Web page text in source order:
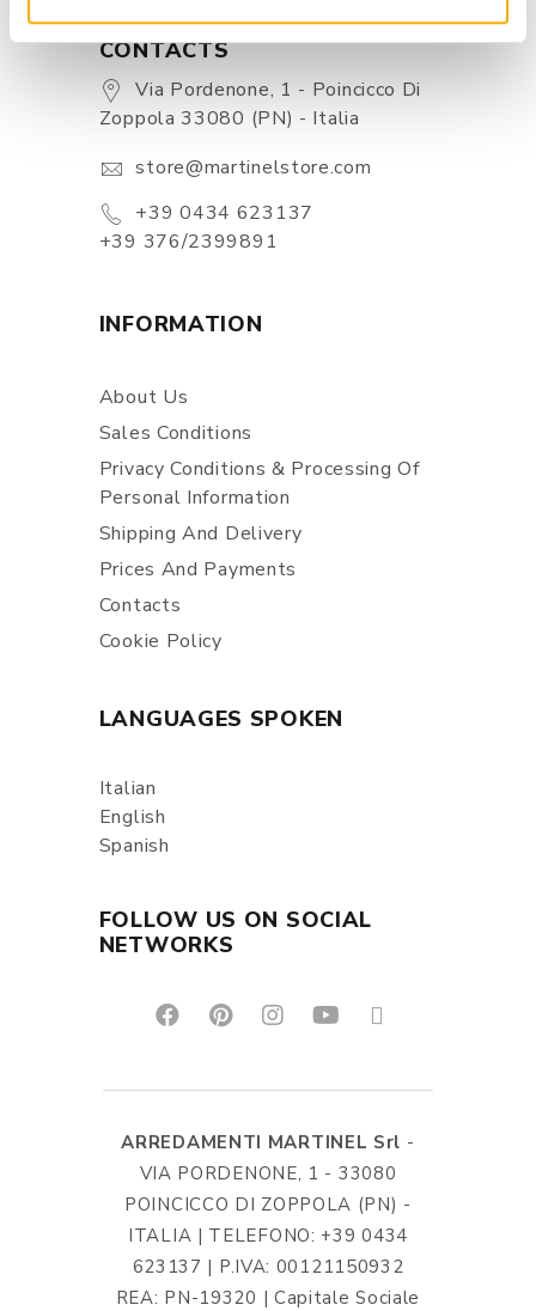
CONTACTS
Via Pordenone, 1 - Poincicco Di
Zoppola 33080 (PN) - Italia
store@martinelstore.com
+39 0434 623137
+39 376/2399891
INFORMATION
About Us
Sales Conditions
Privacy Conditions & Processing Of
Personal Information
Shipping And Delivery
Prices And Payments
Contacts
Cookie Policy
LANGUAGES SPOKEN
Italian
English
Spanish
FOLLOW US ON SOCIAL
NETWORKS
ARREDAMENTI MARTINEL Srl -
VIA PORDENONE, 1 - 33080
POINCICCO DI ZOPPOLA (PN) -
ITALIA | TELEFONO: +39 0434
623137 | P.IVA: 00121150932
REA: PN-19320 | Capitale Sociale